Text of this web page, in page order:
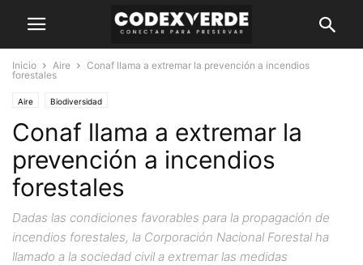
Inicio Aire
Conaf llama a extremar la prevención a incendios
forestales
Aire Biodiversidad
Conaf llama a extremar la
prevención a incendios
forestales
Dadas las condiciones favorables para la propagación de
incendios forestales, la Corporación Nacional Forestal ha
llamado a la sociedad civil a extremar las medidas